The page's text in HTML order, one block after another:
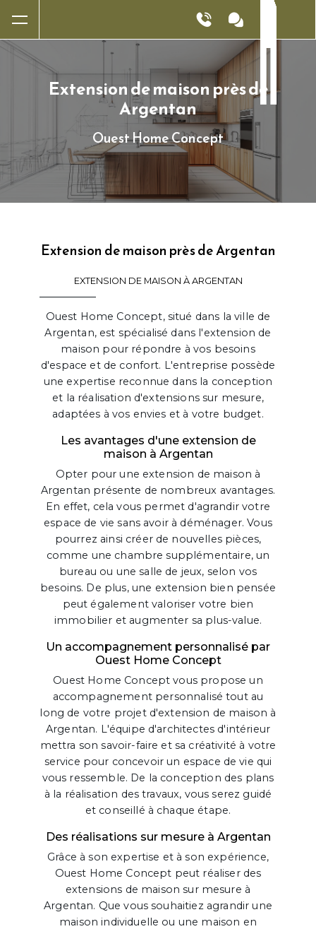
Extension de maison près de
Argentan
Ouest Home Concept
Extension de maison près de Argentan
EXTENSION DE MAISON À ARGENTAN
Ouest Home Concept, situé dans la ville de
Argentan, est spécialisé dans l'extension de
maison pour répondre à vos besoins
d'espace et de confort. L'entreprise possède
une expertise reconnue dans la conception
et la réalisation d'extensions sur mesure,
adaptées à vos envies et à votre budget.
Les avantages d'une extension de
maison à Argentan
Opter pour une extension de maison à
Argentan présente de nombreux avantages.
En effet, cela vous permet d'agrandir votre
espace de vie sans avoir à déménager. Vous
pourrez ainsi créer de nouvelles pièces,
comme une chambre supplémentaire, un
bureau ou une salle de jeux, selon vos
besoins. De plus, une extension bien pensée
peut également valoriser votre bien
immobilier et augmenter sa plus-value.
Un accompagnement personnalisé par
Ouest Home Concept
Ouest Home Concept vous propose un
accompagnement personnalisé tout au
long de votre projet d'extension de maison à
Argentan. L'équipe d'architectes d'intérieur
mettra son savoir-faire et sa créativité à votre
service pour concevoir un espace de vie qui
vous ressemble. De la conception des plans
à la réalisation des travaux, vous serez guidé
et conseillé à chaque étape.
Des réalisations sur mesure à Argentan
Grâce à son expertise et à son expérience,
Ouest Home Concept peut réaliser des
extensions de maison sur mesure à
Argentan. Que vous souhaitiez agrandir une
maison individuelle ou une maison en